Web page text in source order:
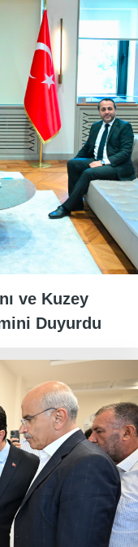
ve Kuzey
Duyurdu